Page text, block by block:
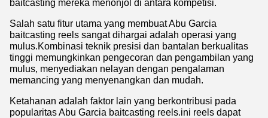
baitcasting mereka menonjol di antara kompetisi.
Salah satu fitur utama yang membuat Abu Garcia
baitcasting reels sangat dihargai adalah operasi yang
mulus.Kombinasi teknik presisi dan bantalan berkualitas
tinggi memungkinkan pengecoran dan pengambilan yang
mulus, menyediakan nelayan dengan pengalaman
memancing yang menyenangkan dan mudah.
Ketahanan adalah faktor lain yang berkontribusi pada
popularitas Abu Garcia baitcasting reels.ini reels dapat